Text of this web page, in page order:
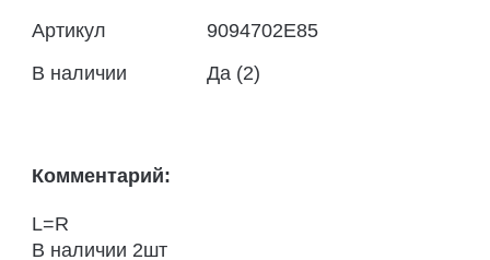
Артикул
9094702E85
В наличии
Да (2)
Комментарий:
L=R
В наличии 2шт